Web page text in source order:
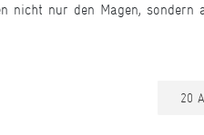
nicht nur den Magen,